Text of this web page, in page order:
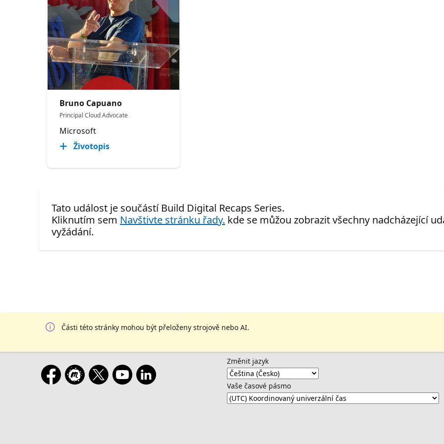
Bruno Capuano
Principal Cloud Advocate
Microsoft
Životopis
Tato událost je součástí Build Digital Recaps Series.
Kliknutím sem Navštivte stránku řady. kde se můžou zobrazit všechny nadcházející
vyžádání.
Části této stránky mohou být přeloženy strojově nebo AI.
Změnit jazyk
Vaše časové pásmo